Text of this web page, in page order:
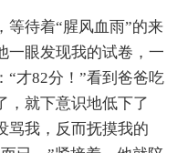
等待着“腥风血雨”的来
一眼发现我的试卷，一
“才82分！”看到爸爸吃
，就下意识地低下了
骂我，反而抚摸我的